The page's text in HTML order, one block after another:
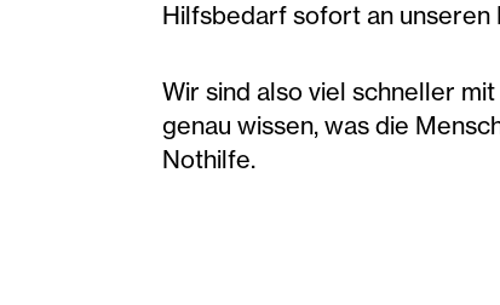
Hilfsbedarf sofort an
Wir sind also viel schneller
genau wissen, was die
Nothilfe.